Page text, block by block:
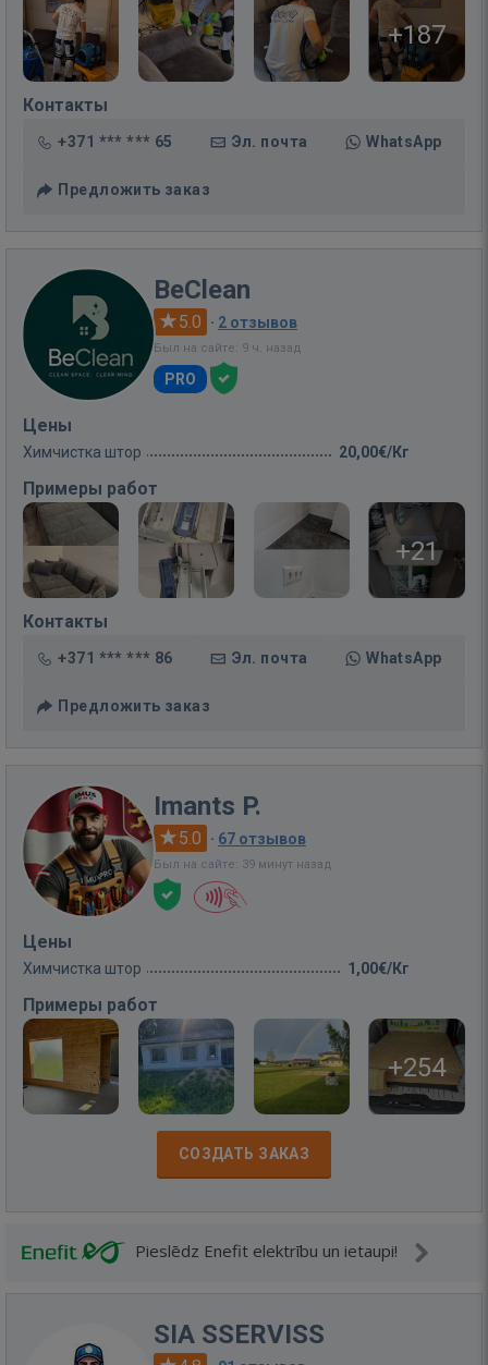
+187
Контакты
+371 *** *** 65 Эл. почта WhatsApp
Предложить заказ
BeClean
5.0 · 2 отзывов
Был на сайте: 9 ч. назад
PRO
Цены
Химчистка штор 20,00€/Кг
Примеры работ
+21
Контакты
+371 *** *** 86 Эл. почта WhatsApp
Предложить заказ
Imants P.
5.0 · 67 отзывов
Был на сайте: 39 минут назад
Цены
Химчистка штор 1,00€/Кг
Примеры работ
+254
СОЗДАТЬ ЗАКАЗ
Pieslēdz Enefit elektrību un ietaupi!
SIA SSERVISS